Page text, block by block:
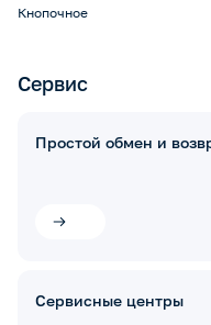
Кнопочное
Сервис
Простой обмен и
Сервисные центры